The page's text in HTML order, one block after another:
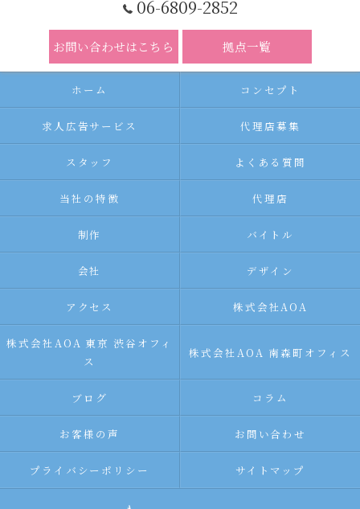
06-6809-2852
お問い合わせはこちら 拠点一覧
ホーム コンセプト
求人広告サービス 代理店募集
スタッフ よくある質問
当社の特徴 代理店
制作 バイトル
会社 デザイン
アクセス 株式会社AOA
株式会社AOA 東京 渋谷オフィ
ス
株式会社AOA 南森町オフィス
ブログ コラム
お客様の声 お問い合わせ
プライバシーポリシー サイトマップ